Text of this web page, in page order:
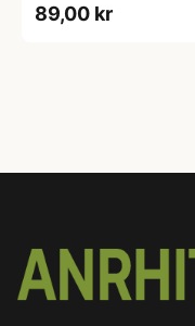
89,00 kr